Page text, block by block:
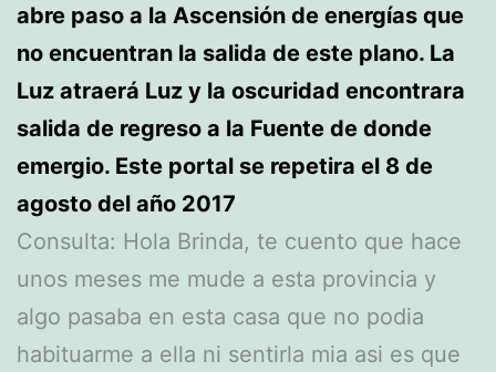
abre paso a la Ascensión de energías que
no encuentran la salida de este plano. La
Luz atraerá Luz y la oscuridad encontrara
salida de regreso a la Fuente de donde
emergio. Este portal se repetira el 8 de
agosto del año 2017
Consulta: Hola Brinda, te cuento que hace
unos meses me mude a esta provincia y
algo pasaba en esta casa que no podia
habituarme a ella ni sentirla mia asi es que